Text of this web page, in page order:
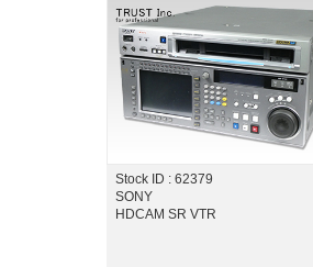
Stock ID : 62379
SONY
HDCAM SR VTR